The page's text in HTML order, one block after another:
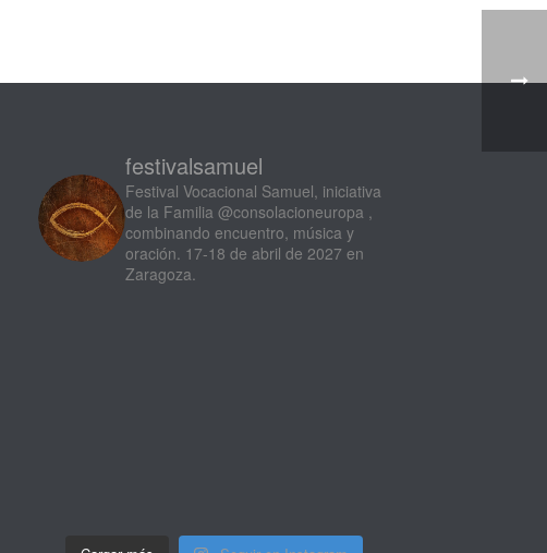
festivalsamuel
Festival Vocacional Samuel, iniciativa
de la Familia @consolacioneuropa ,
combinando encuentro, música y
oración. 17-18 de abril de 2027 en
Zaragoza.